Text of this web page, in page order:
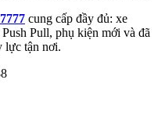
cung cấp đầy đủ: xe
Pull, phụ kiện mới và đã
lực tận nơi.